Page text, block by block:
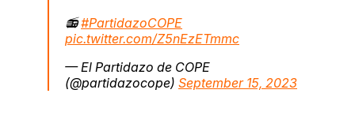
📻#PartidazoCOPE
pic.twitter.com/Z5nEzETmmc
— El Partidazo de COPE
(@partidazocope) September 15, 2023